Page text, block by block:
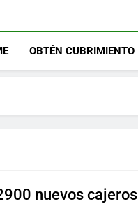
OBTÉN CUBRIMIENTO
nuevos cajeros